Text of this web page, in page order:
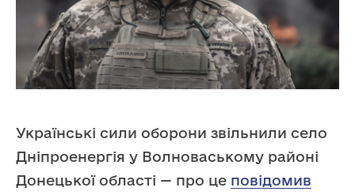
Українські сили оборони звільнили село
Дніпроенергія у Волноваському районі
Донецької області — про це повідомив